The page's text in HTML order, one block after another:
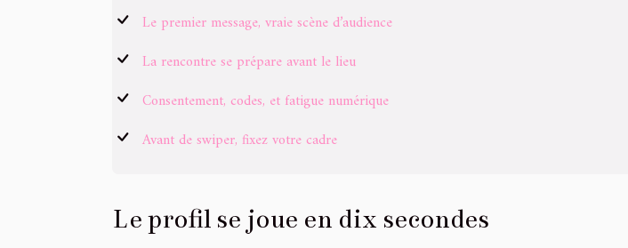
Le premier message, vraie scène d’audience
La rencontre se prépare avant le lieu
Consentement, codes, et fatigue numérique
Avant de swiper, fixez votre cadre
Le profil se joue en dix secondes